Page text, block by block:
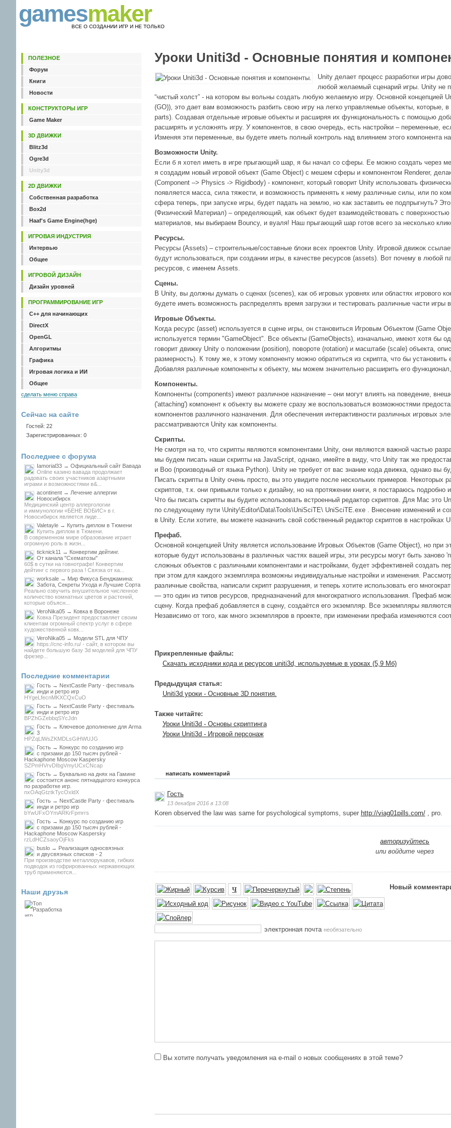
gamesmaker
ВСЕ О СОЗДАНИИ ИГР И НЕ ТОЛЬКО
Уроки Uniti3d - Основные понятия и
Unity делает процесс разработки игры
любой желаемый сценарий игры. Unity не
“чистый холст” - на котором вы вольны создать любую желаемую игру. Основной концепцией
(GO)), это дает вам возможность разбить свою игру на легко управляемые объекты, которые,
parts). Создавая отдельные игровые объекты и расширяя их функциональность с помощью
расширять и усложнять игру. У компонентов, в свою очередь, есть настройки – переменные,
Изменяя эти переменные, вы будете иметь полный контроль над влиянием этого компонента
Возможности Unity.
Если б я хотел иметь в игре прыгающий шар, я бы начал со сферы. Ее можно создать через
я создадим новый игровой объект (Game Object) с мешем сферы и компонентом Renderer,
(Component –> Physics -> Rigidbody) - компонент, который говорит Unity использовать
появляется масса, сила тяжести, и возможность применять к нему различные силы, или по
сфера теперь, при запуске игры, будет падать на землю, но как заставить ее подпрыгнуть?
(Физический Материал) – определяющий, как объект будет взаимодействовать с
материалов, мы выбираем Bouncy, и вуаля! Наш прыгающий шар готов всего за несколько
Ресурсы.
Ресурсы (Assets) – строительные/составные блоки всех проектов Unity. Игровой движок
будут использоваться, при создании игры, в качестве ресурсов (assets). Вот почему в любой
ресурсов, с именем Assets.
Сцены.
В Unity, вы должны думать о сценах (scenes), как об игровых уровнях или областях игрового
будете иметь возможность распределять время загрузки и тестировать различные части игры
Игровые Объекты.
Когда ресурс (asset) используется в сцене игры, он становиться Игровым Объектом (Game
используется термин "GameObject". Все объекты (GameObjects), изначально, имеют хотя бы
говорит движку Unity о положении (position), повороте (rotation) и масштабе (scale) объекта,
размерность). К тому же, к этому компоненту можно обратиться из скрипта, что бы
Добавляя различные компоненты к объекту, мы можем значительно расширить его
Компоненты.
Компоненты (components) имеют различное назначение – они могут влиять на поведение,
('attaching') компонент к объекту вы можете сразу же воспользоваться возможностями
компонентов различного назначения. Для обеспечения интерактивности различных игровых
рассматриваются Unity как компоненты.
Скрипты.
Не смотря на то, что скрипты являются компонентами Unity, они являются важной частью
мы будем писать наши скрипты на JavaScript, однако, имейте в виду, что Unity так же
и Boo (производный от языка Python). Unity не требует от вас знание кода движка, однако вы
Писать скрипты в Unity очень просто, вы это увидите после нескольких примеров. Некоторых
скриптов, т.к. они привыкли только к дизайну, но на протяжении книги, я постараюсь
Что бы писать скрипты вы будите использовать встроенный редактор скриптов. Для Mac
по следующему пути \Unity\Editor\Data\Tools\UniSciTE\ UniSciTE.exe . Внесение изменений и
в Unity. Если хотите, вы можете назначить свой собственный редактор скриптов в настройках
Префаб.
Основной концепцией Unity является использование Игровых Объектов (Game Object), но при
которые будут использованы в различных частях вашей игры, эти ресурсы могут быть
сложных объектов с различными компонентами и настройками, будет эффективней создать
при этом для каждого экземпляра возможны индивидуальные настройки и изменения.
различные свойства, написали скрипт разрушения, и теперь хотите использовать его
— это один из типов ресурсов, предназначений для многократного использования. Префаб
сцену. Когда префаб добавляется в сцену, создаётся его экземпляр. Все экземпляры
Независимо от того, как много экземпляров в проекте, при изменении префаба изменяются
Прикрепленные файлы:
Скачать исходники кода и ресурсов uniti3d, используемые в уроках (5,9 Мб)
Предыдущая статья:
Uniti3d уроки - Основные 3D понятия.
Также читайте:
Уроки Uniti3d - Основы скриптинга
Уроки Uniti3d - Игровой персонаж
написать комментарий
Гость
13 декабря 2016 в 13:08
Koren observed the law was same for psychological symptoms, super http://viag01pills.com/, pro.
авторизуйтесь
или войдите через
Новый
электронная почта необязательно
Вы хотите получать уведомления на e-mail о новых сообщениях в этой теме?
ПОЛЕЗНОЕ
Форум
Книги
Новости
КОНСТРУКТОРЫ ИГР
Game Maker
3D ДВИЖКИ
Blitz3d
Ogre3d
Unity3d
2D ДВИЖКИ
Собственная разработка
Box2d
Haaf's Game Engine(hge)
ИГРОВАЯ ИНДУСТРИЯ
Интервью
Общее
ИГРОВОЙ ДИЗАЙН
Дизайн уровней
ПРОГРАММИРОВАНИЕ ИГР
C++ для начинающих
DirectX
OpenGL
Алгоритмы
Графика
Игровая логика и ИИ
Общее
сделать меню справа
Сейчас на сайте
Гостей: 22
Зарегистрированных: 0
Последнее с форума
Iamorial33 → Официальный сайт Вавада
Online казино вавада продолжает
радовать своих участников азартными
играми и возможностями в&...
acontinent → Лечение аллергии
Новосибирск
Медицинский центр аллергологии
и иммунологии «БЕНЕ ВОБИС» в г.
Новосибирск является лиде...
Valetayle → Купить диплом в Тюмени
Купить диплом в Тюмени.
В современном мире образование играет
огромную роль в жизн...
ticknick11 → Конвертим дейтинг.
От канала "Схематозы"
60$ в сутки на говнотрафе! Конвертим
дейтинг с первого раза ! Связка от ка...
worksale → Мир Фикуса Бенджамина:
Забота, Секреты Ухода и Лучшие Сорта
Реально озвучить внушительное численное
количество комнатных цветов и растений,
которые объясн...
VeroNika05 → Ковка в Воронеже
Ковка Президент предоставляет своим
клиентам огромный спектр услуг в сфере
художественной ковк...
VeroNika05 → Модели STL для ЧПУ
https://cnc-info.ru/ - сайт, в котором вы
найдете большую базу 3d моделей для ЧПУ
фрезер...
Последние комментарии
Гость → NextCastle Party - фестиваль
инди и ретро игр
HYgeLfecnMKXCQxCuO
Гость → NextCastle Party - фестиваль
инди и ретро игр
BPZhGZebbqSYcJdn
Гость → Ключевое дополнение для Arma
3
HPZqLlWsZKMDLsGiHWUJG
Гость → Конкурс по созданию игр
с призами до 150 тысяч рублей -
Hackaphone Moscow Kaspersky
SZPmHVrvDIbgVmyUCxCNcap
Гость → Буквально на днях на Гамине
состоится анонс пятнадцатого конкурса
по разработке игр.
nxOAqGtztkTycOxldX
Гость → NextCastle Party - фестиваль
инди и ретро игр
bYwUFxOYmARKrFpmrrs
Гость → Конкурс по созданию игр
с призами до 150 тысяч рублей -
Hackaphone Moscow Kaspersky
rzLdHCZsaoyOjFks
buslo → Реализация односвязных
и двусвязных списков - 2
При производстве металлорукавов, гибких
подводок из гофрированных нержавеющих
труб применяются...
Наши друзья